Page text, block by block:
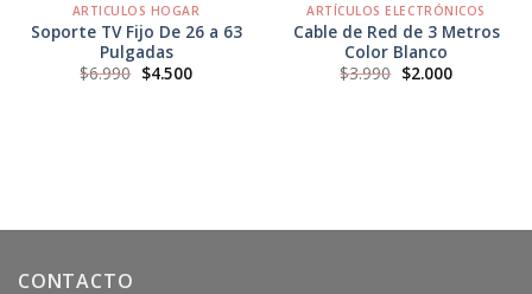
ARTICULOS HOGAR
Soporte TV Fijo De 26 a 63
Pulgadas
$6.990 El
precio
$4.500El
precio
ARTÍCULOS ELECTRÓNICOS
Cable de Red de 3 Metros
Color Blanco
$3.990 El
precio
$2.000El
precio
CONTACTO